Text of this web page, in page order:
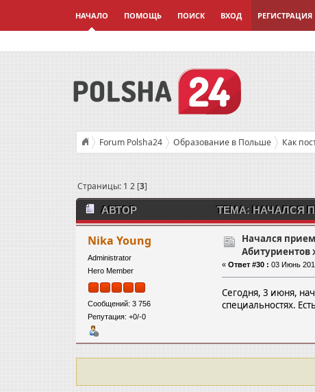
НАЧАЛО ПОМОЩЬ ПОИСК ВХОД РЕГИСТРАЦИЯ
Forum Polsha24 Образование в Польше Как
Страницы: 1 2 [3]
АВТОР ТЕМА: НАЧАЛСЯ
(ПРОЧИТАНО 36357 РАЗ)
Nika Young
Administrator
Hero Member
Сообщений: 3 756
Репутация: +0/-0
Начался
Абитуриентов
«Ответ #30 : 03 Июнь
Сегодня, 3 июня,
специальностях.